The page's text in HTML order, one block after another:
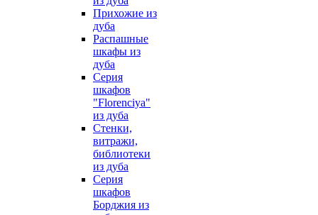
Прихожие из
дуба
Распашные
шкафы из
дуба
Серия
шкафов
"Florenciya"
из дуба
Стенки,
витражи,
библиотеки
из дуба
Серия
шкафов
Борджия из